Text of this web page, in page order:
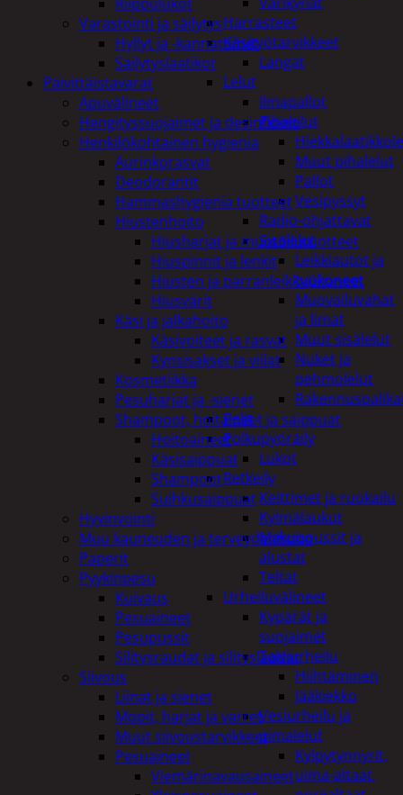
Harrasteet
Käsityötarvikkeet
Langat
Lelut
Ilmapallot
Pihalelut
Muut pihalelut
Pallot
Vesipyssyt
Radio-ohjattavat
Sisälelut
Leikkiautot ja
työkoneet
Muovailuvahat
ja limat
Muut sisälelut
Nuket ja
pehmolelut
Pelit
Polkupyöräily
Lukot
Retkeily
Keittimet ja ruokailu
Kylmälaukut
Makuupussit ja
alustat
Teltat
Urheiluvälineet
Kypärät ja
suojaimet
Talviurheilu
Hiihtäminen
Jääkiekko
Vesiurheilu ja
uimalelut
Kylpytynnyrit,
uima-altaat,
Varastointi ja säilytys
Hyllyt ja -kannattimet
Säilytyslaatikot
Päivittäistavarat
Apuvälineet
Hengityssuojaimet ja desinfiointi
Henkilökohtainen hygienia
Aurinkorasvat
Deodorantit
Hammashygienia tuotteet
Hiustenhoito
Hiusharjat ja muotoilutuotteet
Hiuspinnit ja lenkit
Hiusten ja parranleikkuukoneet
Hiusvärit
Käsi ja jalkahoito
Käsivoiteet ja rasvat
Kynsisakset ja viilat
Kosmetiikka
Pesuharjat ja -sienet
Shampoot, hoitaineet ja saippuat
Hoitoaineet
Käsisaippuat
Shampoot
Suihkusaippuat
Hyvinvointi
Muu kauneuden ja terveydenhoito
Paperit
Pyykinpesu
Kuivaus
Pesuaineet
Pesupussit
Silitysraudat ja silityslaudat
Siivous
Liinat ja sienet
Mopit, harjat ja varret
Muut siivoustarvikkeet
Pesuaineet
Viemärinavausaineet